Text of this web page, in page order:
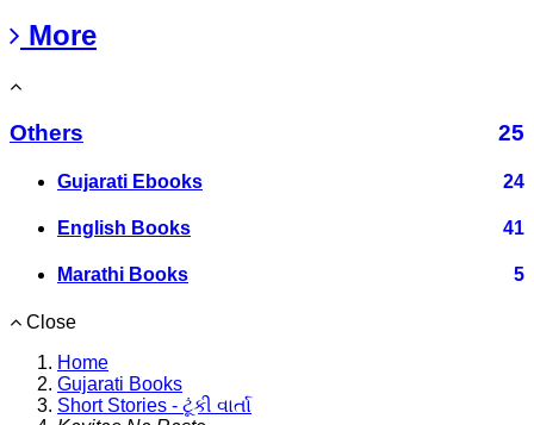
More
Others 25
Gujarati Ebooks 24
English Books 41
Marathi Books 5
Close
Home
Gujarati Books
Short Stories - ટૂંકી વાર્તા